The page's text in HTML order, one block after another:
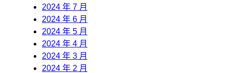
2024 年 7 月
2024 年 6 月
2024 年 5 月
2024 年 4 月
2024 年 3 月
2024 年 2 月